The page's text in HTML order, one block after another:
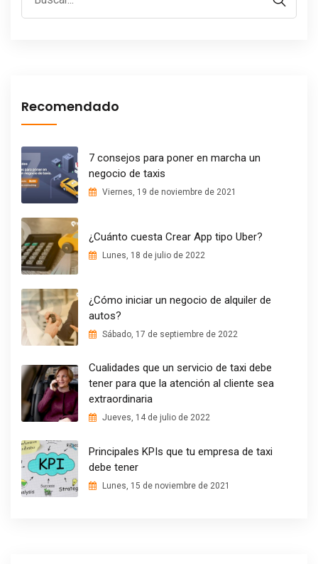
Recomendado
7 consejos para poner en marcha un
negocio de taxis
Viernes, 19 de noviembre de 2021
¿Cuánto cuesta Crear App tipo Uber?
Lunes, 18 de julio de 2022
¿Cómo iniciar un negocio de alquiler de
autos?
Sábado, 17 de septiembre de 2022
Cualidades que un servicio de taxi debe
tener para que la atención al cliente sea
extraordinaria
Jueves, 14 de julio de 2022
Principales KPIs que tu empresa de taxi
debe tener
Lunes, 15 de noviembre de 2021